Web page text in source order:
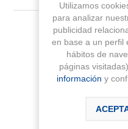
Nº
Utilizamos
para analizar
publicidad
en base a un perfil
hábitos de
páginas
información y